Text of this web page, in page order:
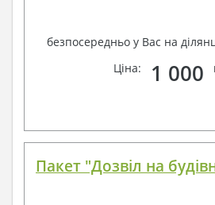
безпосередньо у Вас на
Ціна:
1 000
Пакет "Дозвіл на